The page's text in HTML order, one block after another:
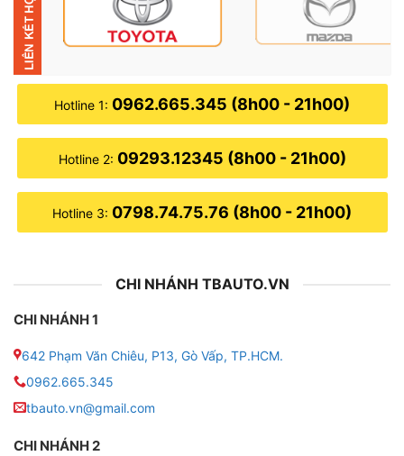
thanh led trên taplo, 4 vị trí thanh led trên cửa, 4 vị trí
led học để lý, 4 vị trí led tay nắm mở của và 4 vị trí led
gầm ghế.
● Led nội thất 20 vị trí cũng những vị trí của bộ 18 vị
trí có thêm 2 thanh led ở con ngựa giữa, cũng có thể
là vị trí tương tự.
● Led nội thất 22 vị trí cũng giống như bộ led 18 vị trí
nhưng phụ kiện sẽ có thêm 4 vị trí ở cánh của.
Hotline 1: 0962.665.345 (8h00 - 21h00)
Hotline 2: 09293.12345 (8h00 - 21h00)
Hotline 3: 0798.74.75.76 (8h00 - 21h00)
CHI NHÁNH TBAUTO.VN
CHI NHÁNH 1
642 Phạm Văn Chiêu, P13, Gò Vấp, TP.HCM.
0962.665.345
tbauto.vn@gmail.com
CHI NHÁNH 2